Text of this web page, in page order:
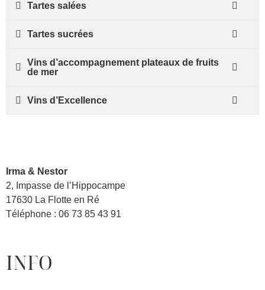
Tartes salées
Tartes sucrées
Vins d’accompagnement plateaux de fruits
de mer
Vins d’Excellence
Irma & Nestor
2, Impasse de l’Hippocampe
17630 La Flotte en Ré
Téléphone : 06 73 85 43 91
INFO